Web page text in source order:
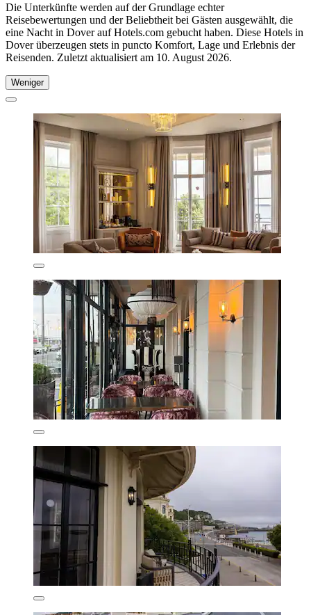
Die Unterkünfte werden auf der Grundlage echter
Reisebewertungen und der Beliebtheit bei Gästen ausgewählt, die
eine Nacht in Dover auf Hotels.com gebucht haben. Diese Hotels in
Dover überzeugen stets in puncto Komfort, Lage und Erlebnis der
Reisenden. Zuletzt aktualisiert am 10. August 2026.
Weniger